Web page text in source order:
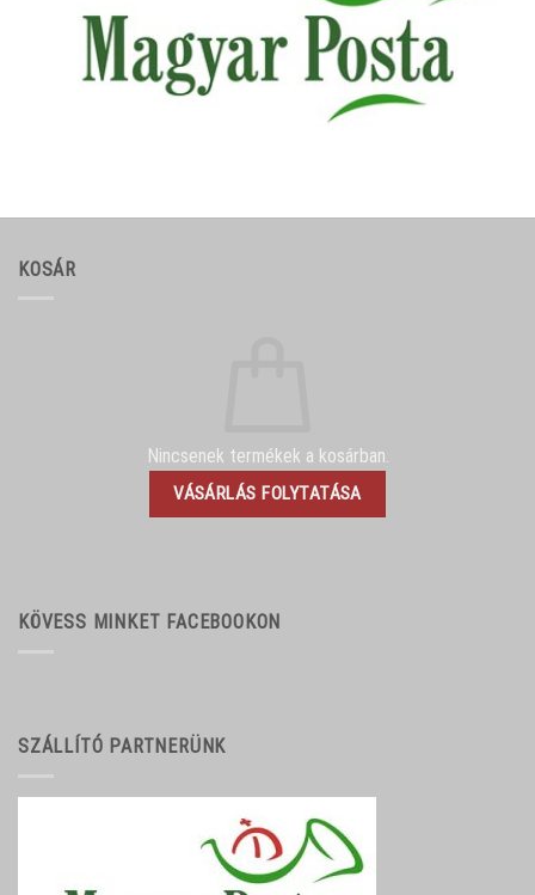
KOSÁR
Nincsenek termékek a kosárban.
VÁSÁRLÁS FOLYTATÁSA
KÖVESS MINKET FACEBOOKON
SZÁLLÍTÓ PARTNERÜNK